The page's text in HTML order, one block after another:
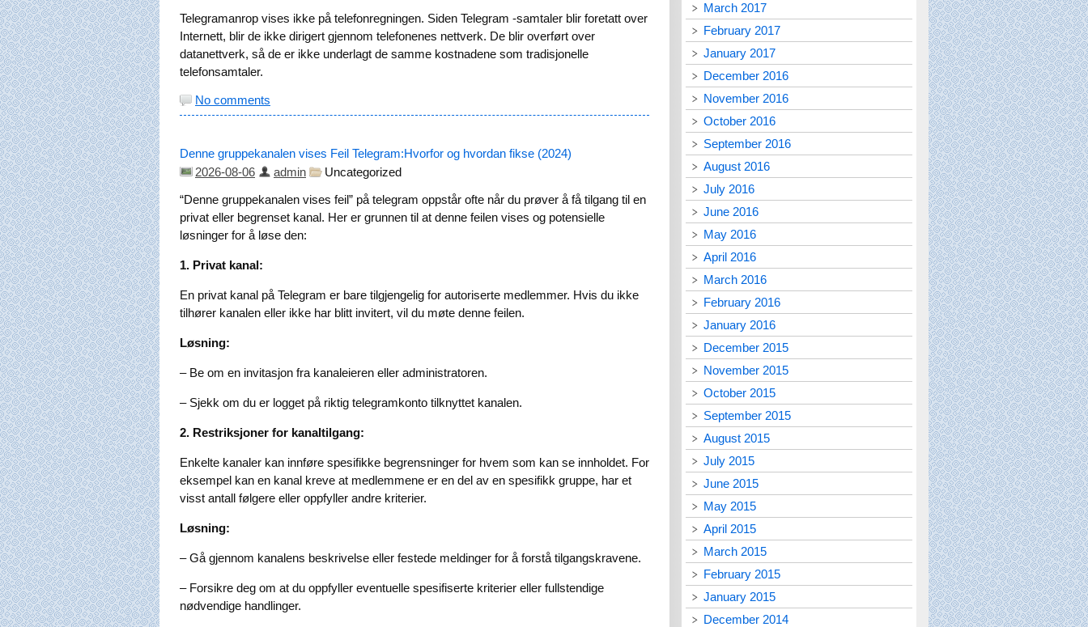
Telegramanrop vises ikke på telefonregningen. Siden Telegram -samtaler blir foretatt over
Internett, blir de ikke dirigert gjennom telefonenes nettverk. De blir overført over
datanettverk, så de er ikke underlagt de samme kostnadene som tradisjonelle
telefonsamtaler.
No comments
Denne gruppekanalen vises Feil Telegram:Hvorfor og hvordan fikse (2024)
2026-08-06
admin
Uncategorized
“Denne gruppekanalen vises feil” på telegram oppstår ofte når du prøver å få tilgang til en
privat eller begrenset kanal. Her er grunnen til at denne feilen vises og potensielle
løsninger for å løse den:
1. Privat kanal:
En privat kanal på Telegram er bare tilgjengelig for autoriserte medlemmer. Hvis du ikke
tilhører kanalen eller ikke har blitt invitert, vil du møte denne feilen.
Løsning:
– Be om en invitasjon fra kanaleieren eller administratoren.
– Sjekk om du er logget på riktig telegramkonto tilknyttet kanalen.
2. Restriksjoner for kanaltilgang:
Enkelte kanaler kan innføre spesifikke begrensninger for hvem som kan se innholdet. For
eksempel kan en kanal kreve at medlemmene er en del av en spesifikk gruppe, har et
visst antall følgere eller oppfyller andre kriterier.
Løsning:
– Gå gjennom kanalens beskrivelse eller festede meldinger for å forstå tilgangskravene.
– Forsikre deg om at du oppfyller eventuelle spesifiserte kriterier eller fullstendige
nødvendige handlinger.
March 2017
February 2017
January 2017
December 2016
November 2016
October 2016
September 2016
August 2016
July 2016
June 2016
May 2016
April 2016
March 2016
February 2016
January 2016
December 2015
November 2015
October 2015
September 2015
August 2015
July 2015
June 2015
May 2015
April 2015
March 2015
February 2015
January 2015
December 2014